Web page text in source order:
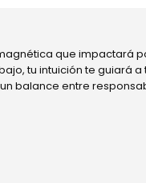
que impactará
tu intuición te guiará
balance entre